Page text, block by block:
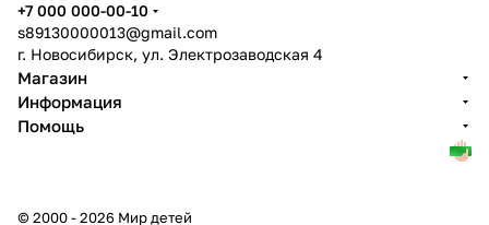
+7 000 000-00-10
s89130000013@gmail.com
г. Новосибирск, ул. Электрозаводская 4
Магазин
Информация
Помощь
© 2000 - 2026 Мир детей